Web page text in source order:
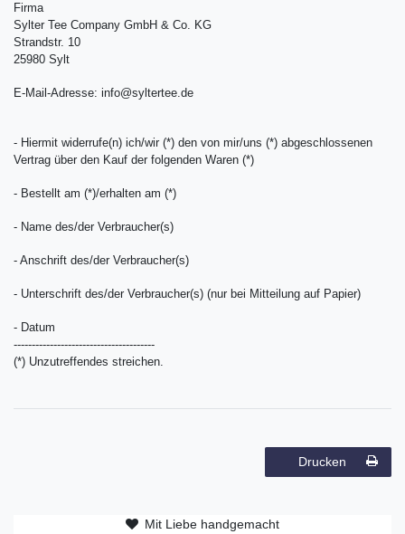
Firma
Sylter Tee Company GmbH & Co. KG
Strandstr. 10
25980 Sylt
E-Mail-Adresse: info@syltertee.de
- Hiermit widerrufe(n) ich/wir (*) den von mir/uns (*) abgeschlossenen
Vertrag über den Kauf der folgenden Waren (*)
- Bestellt am (*)/erhalten am (*)
- Name des/der Verbraucher(s)
- Anschrift des/der Verbraucher(s)
- Unterschrift des/der Verbraucher(s) (nur bei Mitteilung auf Papier)
- Datum
---------------------------------------
(*) Unzutreffendes streichen.
Drucken
Mit Liebe handgemacht